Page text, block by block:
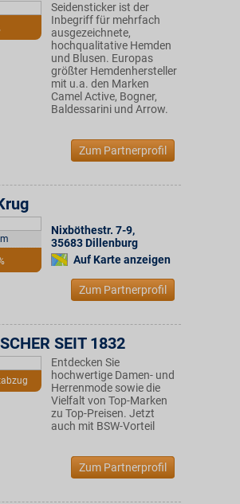
Seidensticker ist der
Inbegriff für mehrfach
ausgezeichnete,
hochqualitative Hemden
und Blusen. Europas
größter Hemdenhersteller
mit u.a. den Marken
Camel Active, Bogner,
Baldessarini und Arrow.
Zum Partnerprofil
Nixböthestr. 7-9,
35683 Dillenburg
Auf Karte anzeigen
Zum Partnerprofil
SEIT 1832
Entdecken Sie
hochwertige Damen- und
Herrenmode sowie die
Vielfalt von Top-Marken
zu Top-Preisen. Jetzt
auch mit BSW-Vorteil
Zum Partnerprofil